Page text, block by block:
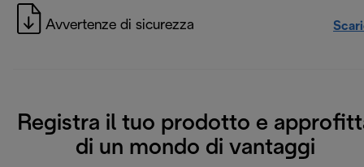
Avvertenze di sicurezza
Registra il tuo prodotto e
di un mondo di vantaggi